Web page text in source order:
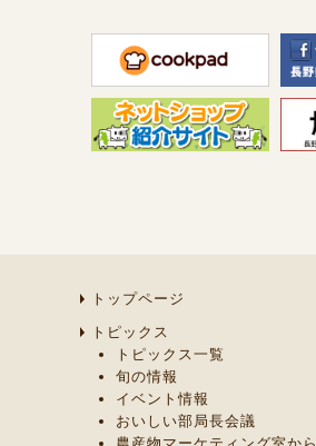
トップページ
トピックス
トピックス一覧
旬の情報
イベント情報
おいしい部局長会議